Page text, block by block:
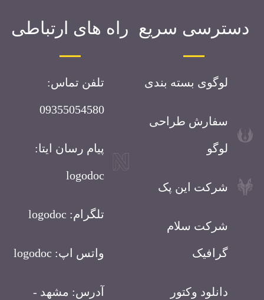
دسترسی سریع
لوگوی بسته بندی
سفارش طراحی
لوگو
شرکت این پک
شرکت سلام
گرافیک
دانلود وکتور
راه های ارتباطی
تلفن تماس:
09355054580
پیام رسان ایتا:
logodoc
تلگرام: logodoc
واتس اپ: logodoc
آدرس: مشهد -